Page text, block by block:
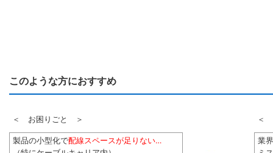
このような方におすすめ
＜ お困りごと ＞ ＜
製品の小型化で配線スペースが足りない…
業